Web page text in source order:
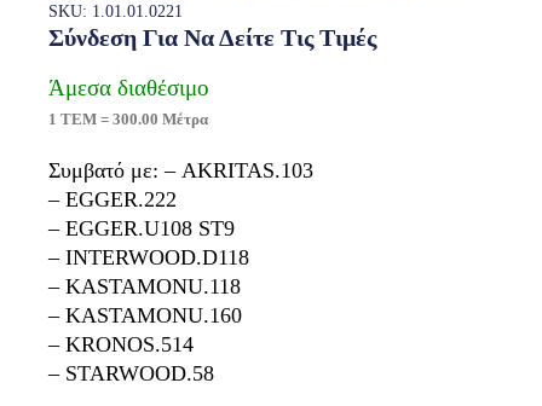
SKU: 1.01.01.0221
Σύνδεση Για Να Δείτε Τις Τιμές
Άμεσα διαθέσιμο
1 ΤΕΜ = 300.00 Μέτρα
Συμβατό με: – AKRITAS.103
– EGGER.222
– EGGER.U108 ST9
– INTERWOOD.D118
– KASTAMONU.118
– KASTAMONU.160
– KRONOS.514
– STARWOOD.58